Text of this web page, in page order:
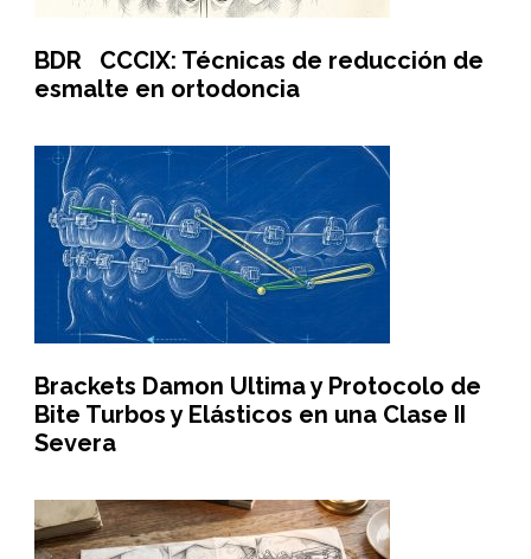
BDR CCCIX: Técnicas de reducción de
esmalte en ortodoncia
Brackets Damon Ultima y Protocolo de
Bite Turbos y Elásticos en una Clase II
Severa